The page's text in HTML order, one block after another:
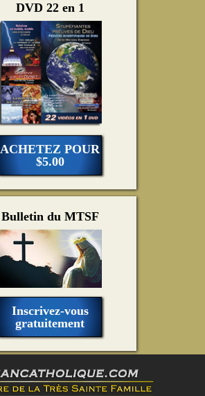
DVD 22 en 1
ACHETEZ POUR
$5.00
Bulletin du MTSF
Inscrivez-vous
gratuitement